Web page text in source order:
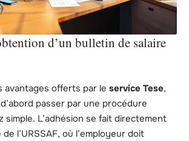
d’un bulletin de salaire
avantages offerts par le service Tese,
passer par une procédure
simple. L’adhésion se fait directement
l’URSSAF, où l’employeur doit